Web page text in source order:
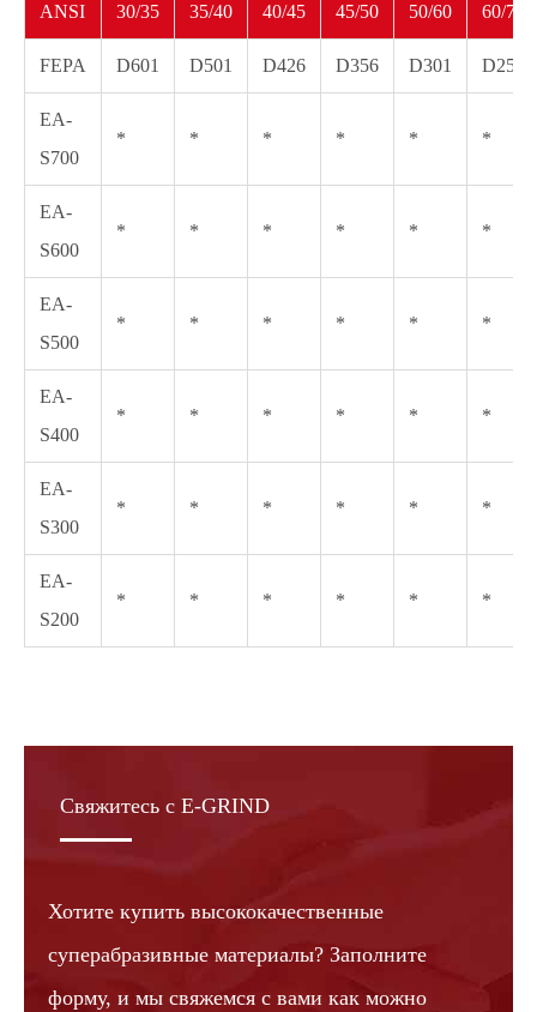
ANSI 30/35 35/40 40/45 45/50 50/60 60/70
FEPA D601 D501 D426 D356 D301 D251
EA-
S700
* * * * * *
EA-
S600
* * * * * *
EA-
S500
* * * * * *
EA-
S400
* * * * * *
EA-
S300
* * * * * *
EA-
S200
* * * * * *
Свяжитесь с E-GRIND
Хотите купить высококачественные
суперабразивные материалы? Заполните
форму, и мы свяжемся с вами как можно